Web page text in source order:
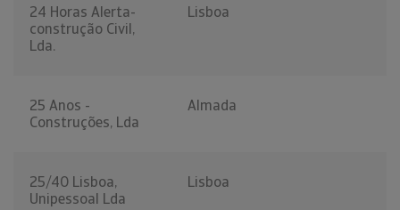
24 Horas Alerta-
construção Civil,
Lda.
Lisboa
25 Anos -
Construções, Lda
Almada
25/40 Lisboa,
Unipessoal Lda
Lisboa